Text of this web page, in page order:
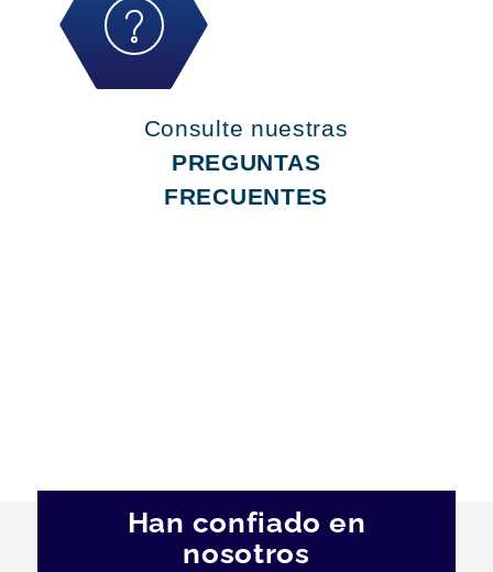
Consulte nuestras
PREGUNTAS
FRECUENTES
Han confiado en
nosotros